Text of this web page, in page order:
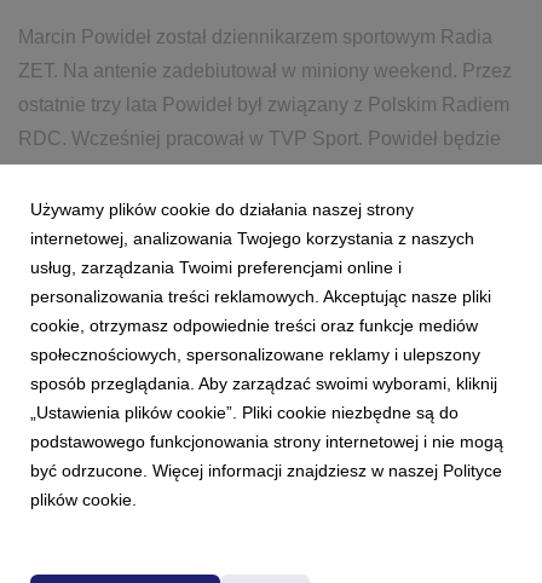
Marcin Powideł został dziennikarzem sportowym Radia
ZET. Na antenie zadebiutował w miniony weekend. Przez
ostatnie trzy lata Powideł był związany z Polskim Radiem
RDC. Wcześniej pracował w TVP Sport. Powideł będzie
Wiadom...
12 września 2017
MARCIN POWIDEŁ SPORT WIADOMOŚCI RADIO ZET
Powered by
Używamy plików cookie do działania naszej strony
internetowej, analizowania Twojego korzystania z naszych
usług, zarządzania Twoimi preferencjami online i
personalizowania treści reklamowych. Akceptując nasze pliki
cookie, otrzymasz odpowiednie treści oraz funkcje mediów
społecznościowych, spersonalizowane reklamy i ulepszony
sposób przeglądania. Aby zarządzać swoimi wyborami, kliknij
„Ustawienia plików cookie”. Pliki cookie niezbędne są do
podstawowego funkcjonowania strony internetowej i nie mogą
być odrzucone. Więcej informacji znajdziesz w naszej Polityce
plików cookie.